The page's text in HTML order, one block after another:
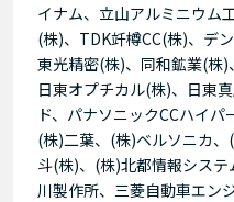
イナム、立山アルミニウム
(株)、TDK竏樽CC(株)、デ
東光精密(株)、同和鉱業(株)
日東オプチカル(株)、日東
ド、パナソニックCCハイパ
(株)二葉、(株)ベルソニカ
斗(株)、(株)北都情報シス
川製作所、三菱自動車エン